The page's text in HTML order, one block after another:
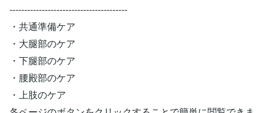
----------------------------------------
・共通準備ケア
・大腿部のケア
・下腿部のケア
・腰殿部のケア
・上肢のケア